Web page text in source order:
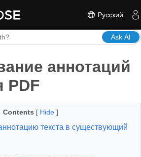
Русский
Ask AI
аннотаций
PDF
Contents [ Hide ]
текста в существующий